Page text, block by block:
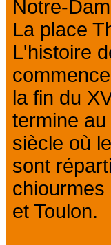
Notre-
La place
L'histoire
la fin du
termine
siècle où
sont
chiourmes
et Toulon.